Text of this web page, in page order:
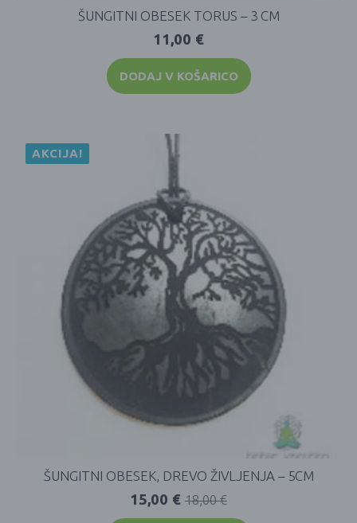
ŠUNGITNI OBESEK TORUS – 3 CM
11,00 €
DODAJ V KOŠARICO
AKCIJA!
ŠUNGITNI OBESEK, DREVO ŽIVLJENJA – 5CM
18,00€
15,00 €